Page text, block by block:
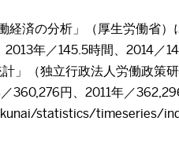
経済の分析」（厚生労働省
2013年／145.5時間、2014
」（独立行政法人労働政策
360,276円、2011年／
statistics/timeseries/